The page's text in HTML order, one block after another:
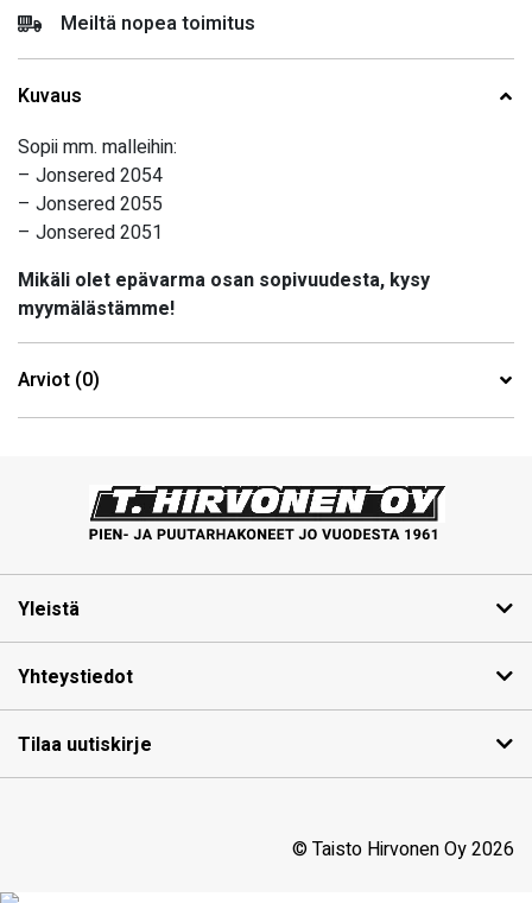
Meiltä nopea toimitus
Kuvaus
Sopii mm. malleihin:
– Jonsered 2054
– Jonsered 2055
– Jonsered 2051
Mikäli olet epävarma osan sopivuudesta, kysy
myymälästämme!
Arviot (0)
Yleistä
Yhteystiedot
Tilaa uutiskirje
© Taisto Hirvonen Oy 2026